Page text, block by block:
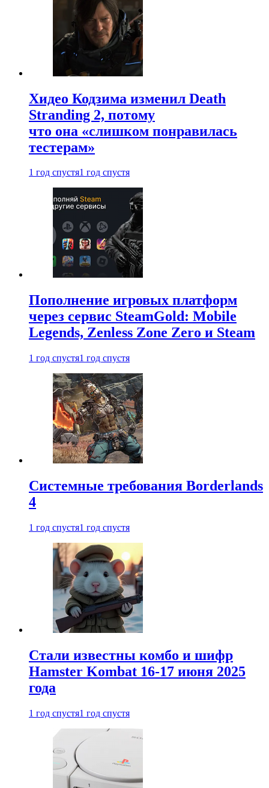
Хидео Кодзима изменил Death
Stranding 2, потому
что она «слишком понравилась
тестерам»
1 год спустя1 год спустя
Пополнение игровых платформ
через сервис SteamGold: Mobile
Legends, Zenless Zone Zero и Steam
1 год спустя1 год спустя
Системные требования Borderlands
4
1 год спустя1 год спустя
Стали известны комбо и шифр
Hamster Kombat 16-17 июня 2025
года
1 год спустя1 год спустя